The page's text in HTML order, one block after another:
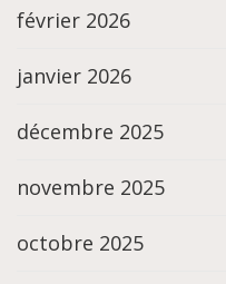
février 2026
janvier 2026
décembre 2025
novembre 2025
octobre 2025